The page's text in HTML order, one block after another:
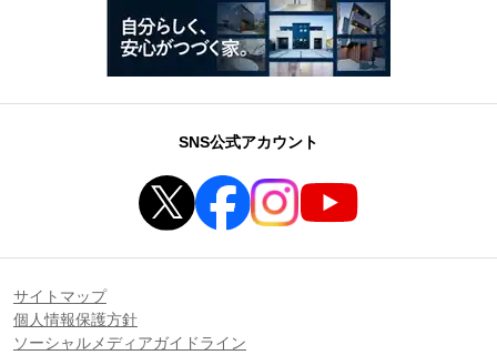
SNS公式アカウント
サイトマップ
個人情報保護方針
ソーシャルメディアガイドライン